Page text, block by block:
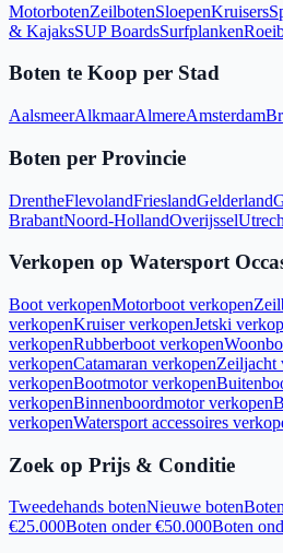
MotorbotenZeilbotenSloepenKruisers
& KajaksSUP BoardsSurfplanken
Boten te Koop per Stad
AalsmeerAlkmaarAlmereAmsterdam
Boten per Provincie
DrentheFlevolandFrieslandGelderland
BrabantNoord-HollandOverijssel
Verkopen op Watersport
Boot verkopenMotorboot verkopen
verkopenKruiser verkopenJetski
verkopenRubberboot verkopen
verkopenCatamaran verkopenZeiljacht
verkopenBootmotor verkopen
verkopenBinnenboordmotor verkopen
verkopenWatersport accessoires
Zoek op Prijs & Conditie
Tweedehands botenNieuwe boten
€25.000Boten onder €50.000Boten